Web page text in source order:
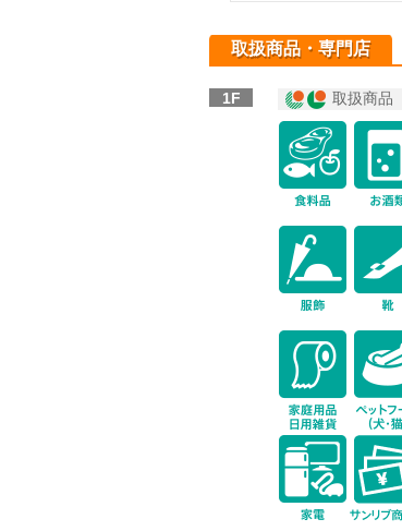
取扱商品・専門店
1F 取扱商品